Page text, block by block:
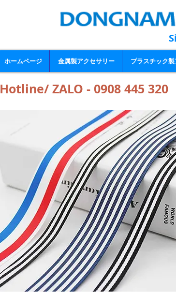
ホームページ 金属製アクセサリー プラスチック
Hotline/ ZALO - 0908 445 320